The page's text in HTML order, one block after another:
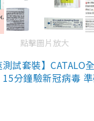
點擊圖片放大
試套裝】CATALO
分鐘驗新冠病毒